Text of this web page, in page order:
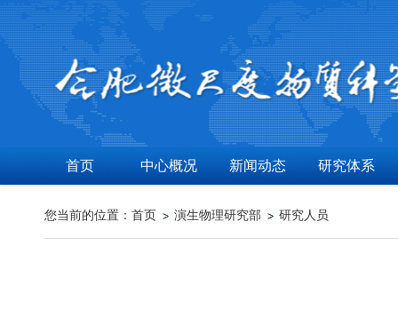
首页 中心概况 新闻动态 研究体系
您当前的位置： 首页 演生物理研究部 研究人员